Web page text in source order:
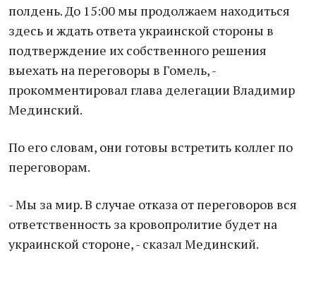
полдень. До 15:00 мы продолжаем находиться
здесь и ждать ответа украинской стороны в
подтверждение их собственного решения
выехать на переговоры в Гомель, -
прокомментировал глава делегации Владимир
Мединский.
По его словам, они готовы встретить коллег по
переговорам.
- Мы за мир. В случае отказа от переговоров вся
ответственность за кровопролитие будет на
украинской стороне, - сказал Мединский.